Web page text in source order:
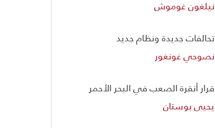
نيلغون غوموش
تحالفات جديدة ونظام جديد
نصوحي غونغور
قرار أنقرة الصعب في البحر الأحمر
يحيى بوستان